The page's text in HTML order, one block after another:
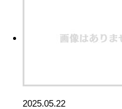
2025.05.22